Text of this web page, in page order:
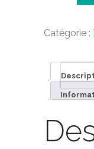
MANTEAU
PLANÈTE
-
GRAND
Catégorie :